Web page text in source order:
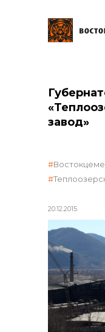
Объекты
завод»
20.12.2015